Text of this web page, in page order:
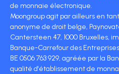
de monnaie électronique.
Moongroup agit par ailleurs en
anonyme de droit belge,
Cantersteen 47, 1000 Bruxelles,
Banque-Carrefour des
BE 0506 763 929, agréée par la
qualité d'établissement de